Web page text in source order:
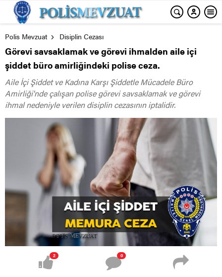
Polis Mevzuat Disiplin Cezası
Görevi savsaklamak ve görevi ihmalden aile içi
şiddet büro amirliğindeki polise ceza.
Aile İçi Şiddet ve Kadına Karşı Şiddetle Mücadele Büro
Amirliği'nde çalışan polise görevi savsaklamak ve görevi
ihmal nedeniyle verilen disiplin cezasının iptalidir.
2 0